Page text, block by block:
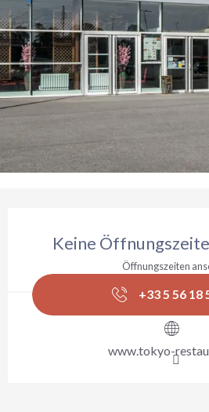
Keine
Öffnungszeiten
+33 5 56 18
www.tokyo-